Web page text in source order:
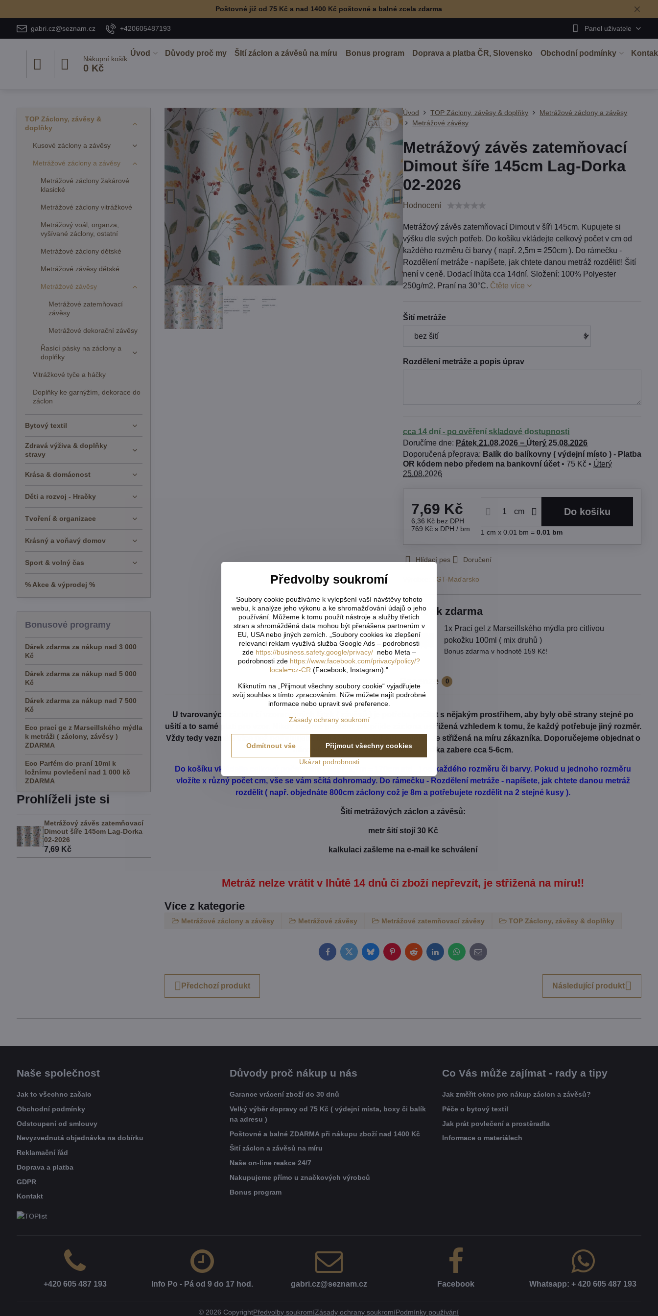
✕
Poštovné již od 75 Kč a nad 1400 Kč poštovné a balné zcela zdarma
gabri.cz@seznam.cz +420605487193 Panel uživatele
Nákupní košík
0 Kč
Úvod Důvody proč my ŠItí záclon a závěsů na míru Bonus program Doprava a platba ČR, Slovensko Obchodní podmínky
Úvod TOP Záclony, závěsy & doplňky
Metrážové záclony a závěsy
Metrážové závěsy
Metrážový závěs zatemňovací
Dimout šíře 145cm Lag-Dorka
02-2026
Hodnocení
Metrážový závěs zatemňovací Dimout v šíři 145cm. Kupujete si
výšku dle svých potřeb. Do košíku vkládejte celkový počet v cm od
každého rozměru či barvy ( např. 2,5m = 250cm ). Do rámečku -
Rozdělení metráže - napíšete, jak chtete danou metráž rozdělit!! Šití
není v ceně. Dodací lhůta cca 14dní. Složení: 100% Polyester
250g/m2. Praní na 30°C. Čtěte více
Šití metráže
Rozdělení metráže a popis úprav
cca 14 dní - po ověření skladové dostupnosti
Doručíme dne: Pátek 21.08.2026 − Úterý 25.08.2026
Balík do balíkovny ( výdejní místo ) - Platba
OR kódem nebo předem na bankovní účet• 75 Kč • Úterý
25.08.2026
7,69 Kč
6,36 Kč bez DPH
769 Kč s DPH / bm
cm Do košíku
1 cm x 0.01 bm = 0.01 bm
Hlídací pes Doručení
LGT-Maďarsko
Dárek zdarma
1x Prací gel z Marseillského mýdla pro citlivou
pokožku 100ml ( mix druhů )
Bonus zdarma v hodnotě 159 Kč!
Popis Recenze 0
U tvarovaných záclon čí vzororvaných látek ( závěsů ) je potřeba počítat s nějakým prostřihem, aby byly obě strany stejné po
ušití a to samé platí pro vzor. Nikdy nevíme předem, jak přijde záclona ustřižená vzhledem k tomu, že každý potřebuje jiný rozměr.
Vždy tedy vezměte více než potřebujete. Metráž nelze vrátit ani vyměnit. Je střižená na míru zákazníka. Doporučejeme objednat o
něco více, než aby Vám chybělo. Záložka zabere cca 5-6cm.
Do košíku vkládejte celkový počet v cm ( např. 1,7m = 170cm atd...) od každého rozměru či barvy. Pokud u jednoho rozměru
vložíte x různý počet cm, vše se vám sčítá dohromady. Do rámečku - Rozdělení metráže - napíšete, jak chtete danou metráž
rozdělit ( např. objednáte 800cm záclony což je 8m a potřebujete rozdělit na 2 stejné kusy ).
Šití metrážových záclon a závěsů:
metr šití stojí 30 Kč
kalkulaci zašleme na e-mail ke schválení
Metráž nelze vrátit v lhůtě 14 dnů či zboží nepřevzít, je střižená na míru!!
Více z kategorie
Metrážové záclony a závěsy Metrážové závěsy Metrážové zatemňovací závěsy TOP Záclony, závěsy & doplňky
FacebookTwitterBlueskyPinterestRedditLinkedInWhatsApp
E-
mail
Předchozí produkt Následující produkt
TOP Záclony, závěsy &
doplňky
Kusové záclony a závěsy
Metrážové záclony a závěsy
Metrážové záclony žakárové
klasické
Metrážové záclony vitrážkové
Metrážový voál, organza,
vyšívané záclony, ostatní
Metrážové záclony dětské
Metrážové závěsy dětské
Metrážové závěsy
Metrážové zatemňovací
závěsy
Metrážové dekorační závěsy
Řasící pásky na záclony a
doplňky
Vitrážkové tyče a háčky
Doplňky ke garnýžím, dekorace do
záclon
Bytový textil
Zdravá výživa & doplňky
stravy
Krása & domácnost
Děti a rozvoj - Hračky
Tvoření & organizace
Krásný a voňavý domov
Sport & volný čas
% Akce & výprodej %
Bonusové programy
Dárek zdarma za nákup nad 3 000
Kč
Dárek zdarma za nákup nad 5 000
Kč
Dárek zdarma za nákup nad 7 500
Kč
Eco prací ge z Marseillského mýdla
k metráži ( záclony, závěsy )
ZDARMA
Eco Parfém do praní 10ml k
ložnímu povlečení nad 1 000 kč
ZDARMA
Prohlíželi jste si
Metrážový závěs zatemňovací
Dimout šíře 145cm Lag-Dorka
02-2026
7,69 Kč
Naše společnost
Jak to všechno začalo
Obchodní podmínky
Odstoupení od smlouvy
Nevyzvednutá objednávka na dobírku
Reklamační řád
Doprava a platba
GDPR
Kontakt
Důvody proč nákup u nás
Garance vrácení zboží do 30 dnů
Velký výběr dopravy od 75 Kč ( výdejní místa, boxy či balík
na adresu )
Poštovné a balné ZDARMA při nákupu zboží nad 1400 Kč
Šití záclon a závěsů na míru
Naše on-line reakce 24/7
Nakupujeme přímo u značkových výrobců
Bonus program
Co Vás může zajímat - rady a tipy
Jak změřit okno pro nákup záclon a závěsů?
Péče o bytový textil
Jak prát povlečení a prostěradla
Informace o materiálech
+420 605 487 193 Info Po - Pá od 9 do 17 hod​. gabri​.cz​@seznam​.cz Facebook Whatsapp: + 420 605 487 193
© 2026 CopyrightPředvolby soukromíZásady ochrany soukromíPodmínky používání
Předvolby soukromí
Soubory cookie používáme k vylepšení vaší návštěvy tohoto
webu, k analýze jeho výkonu a ke shromažďování údajů o jeho
používání. Můžeme k tomu použít nástroje a služby třetích
stran a shromážděná data mohou být přenášena partnerům v
EU, USA nebo jiných zemích. „Soubory cookies ke zlepšení
relevanci reklam využívá služba Google Ads – podrobnosti
zde https://business.safety.google/privacy/nebo Meta –
podrobnosti zde https://www.facebook.com/privacy/policy/?
locale=cz-CR (Facebook, Instagram)."
Kliknutím na „Přijmout všechny soubory cookie“ vyjadřujete
svůj souhlas s tímto zpracováním. Níže můžete najít podrobné
informace nebo upravit své preference.
Zásady ochrany soukromí
Ukázat podrobnosti
Přijmout všechny cookies
Odmítnout vše